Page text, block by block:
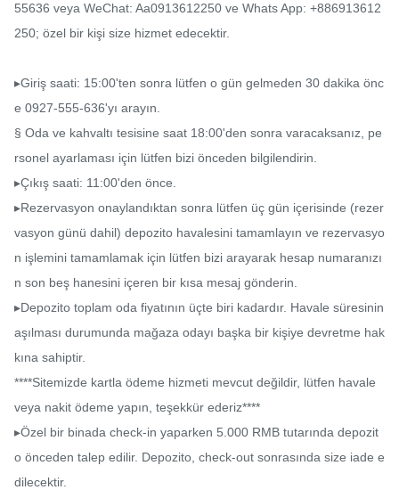
55636 veya WeChat: Aa0913612250 ve Whats App: +886913612
250; özel bir kişi size hizmet edecektir.
▸Giriş saati: 15:00'ten sonra lütfen o gün gelmeden 30 dakika önc
e 0927-555-636'yı arayın.
§ Oda ve kahvaltı tesisine saat 18:00'den sonra varacaksanız, pe
rsonel ayarlaması için lütfen bizi önceden bilgilendirin.
▸Çıkış saati: 11:00'den önce.
▸Rezervasyon onaylandıktan sonra lütfen üç gün içerisinde (rezer
vasyon günü dahil) depozito havalesini tamamlayın ve rezervasyo
n işlemini tamamlamak için lütfen bizi arayarak hesap numaranızı
n son beş hanesini içeren bir kısa mesaj gönderin.
▸Depozito toplam oda fiyatının üçte biri kadardır. Havale süresinin
aşılması durumunda mağaza odayı başka bir kişiye devretme hak
kına sahiptir.
****Sitemizde kartla ödeme hizmeti mevcut değildir, lütfen havale
veya nakit ödeme yapın, teşekkür ederiz****
▸Özel bir binada check-in yaparken 5.000 RMB tutarında depozit
o önceden talep edilir. Depozito, check-out sonrasında size iade e
dilecektir.